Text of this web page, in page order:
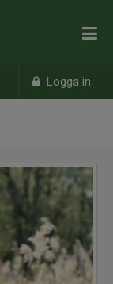
Logga in